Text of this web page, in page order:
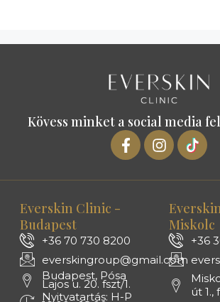
Kövess minket a social media
Everskin Clinic -
Budapest
+36 70 730 8200
everskingroup@gmail.com
Budapest, Pósa
Lajos u. 20. fszt/1.
Nyitvatartás: H-P
Miskolc
+36
út 1.,